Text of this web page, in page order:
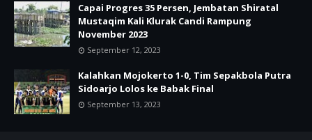
Capai Progres 35 Persen, Jembatan Shiratal
Mustaqim Kali Klurak Candi Rampung
November 2023
September 12, 2023
Kalahkan Mojokerto 1-0, Tim Sepakbola Putra
Sidoarjo Lolos ke Babak Final
September 13, 2023